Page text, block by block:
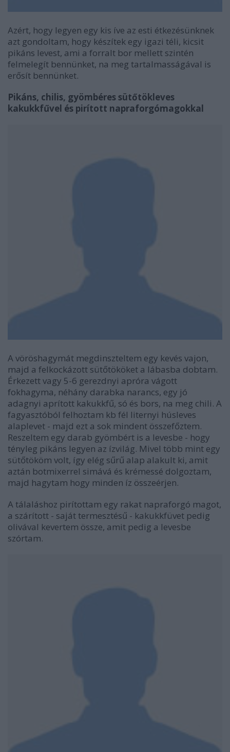
Azért, hogy legyen egy kis íve az esti étkezésünknek
azt gondoltam, hogy készítek egy igazi téli, kicsit
pikáns levest, ami a forralt bor mellett szintén
felmelegít bennünket, na meg tartalmasságával is
erősít bennünket.
Pikáns, chilis, gyömbéres sütőtökleves
kakukkfűvel és pirított napraforgómagokkal
A vöröshagymát megdinszteltem egy kevés vajon,
majd a felkockázott sütőtököket a lábasba dobtam.
Érkezett vagy 5-6 gerezdnyi apróra vágott
fokhagyma, néhány darabka narancs, egy jó
adagnyi aprított kakukkfű, só és bors, na meg chili. A
fagyasztóból felhoztam kb fél liternyi húsleves
alaplevet - majd ezt a sok mindent összefőztem.
Reszeltem egy darab gyömbért is a levesbe - hogy
tényleg pikáns legyen az ízvilág. Mivel több mint egy
sütőtököm volt, így elég sűrű alap alakult ki, amit
aztán botmixerrel simává és krémessé dolgoztam,
majd hagytam hogy minden íz összeérjen.
A tálaláshoz pirítottam egy rakat napraforgó magot,
a szárított - saját termesztésű - kakukkfüvet pedig
olivával kevertem össze, amit pedig a levesbe
szórtam.